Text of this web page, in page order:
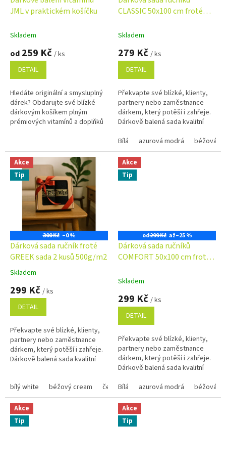
JML v praktickém košíčku
Skladem
od 259 Kč / ks
DETAIL
Hledáte originální a smysluplný
dárek? Obdarujte své blízké
dárkovým košíkem plným
prémiových vitamínů a doplňků
CLASSIC 50x100 cm froté
Skladem
279 Kč / ks
DETAIL
Překvapte své blízké, klienty,
partnery nebo zaměstnance
dárkem, který potěší i zahřeje.
Dárkově balená sada kvalitní
praktická, ale i stylová....
Bílá azurová modrá béžová
Akce
Tip
300 Kč –0 %
Dárková sada ručník froté
GREEK sada 2 kusů 500g/m2
Průměrné
hodnocení
produktu
5,0
5
hvězdiček.
Skladem
299 Kč / ks
DETAIL
Překvapte své blízké, klienty,
partnery nebo zaměstnance
dárkem, který potěší i zahřeje.
Dárkově balená sada kvalitní
bílý white
béžový cream černý black tmavě modrý navy
Akce
Tip
od299 Kč až–25 %
Dárková sada ručníků
COMFORT 50x100 cm froté
Skladem
299 Kč / ks
DETAIL
Překvapte své blízké, klienty,
partnery nebo zaměstnance
dárkem, který potěší i zahřeje.
Dárkově balená sada kvalitní
praktická, ale i stylová....
Bílá azurová modrá béžová
Akce
Tip
Akce
Tip